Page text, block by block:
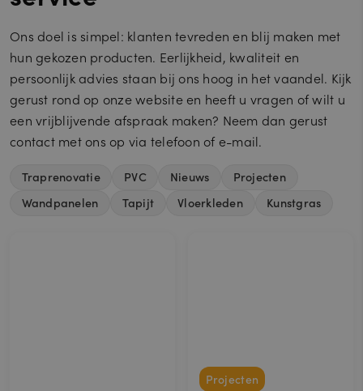
Ons doel is simpel: klanten tevreden en blij maken met
hun gekozen producten. Eerlijkheid, kwaliteit en
persoonlijk advies staan bij ons hoog in het vaandel. Kijk
gerust rond op onze website en heeft u vragen of wilt u
een vrijblijvende afspraak maken? Neem dan gerust
contact met ons op via telefoon of e-mail.
Traprenovatie PVC Nieuws
Projecten
Wandpanelen
Tapijt Vloerkleden Kunstgras
Projecten